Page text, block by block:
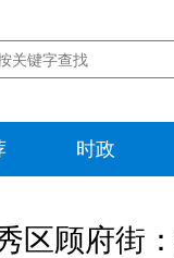
时政
区顾府街